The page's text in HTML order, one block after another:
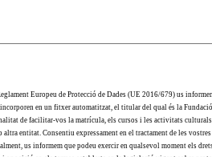
Europeu de Protecció de Dades (UE 2016/679) us
en un fitxer automatitzat, el titular del qual és la
de facilitar-vos la matrícula, els cursos i les activitats
altra entitat. Consentiu expressament en el tractament de les vostres
us informem que podeu exercir en qualsevol moment els